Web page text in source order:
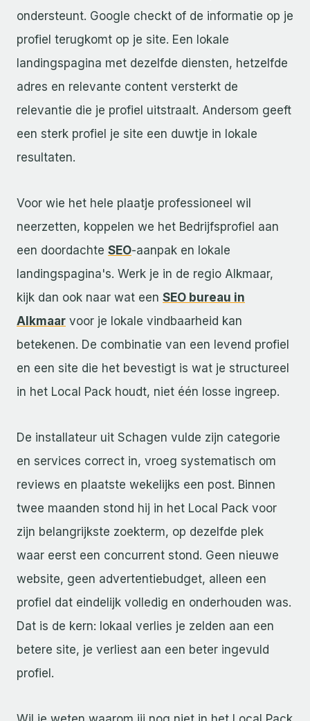
ondersteunt. Google checkt of de informatie op je
profiel terugkomt op je site. Een lokale
landingspagina met dezelfde diensten, hetzelfde
adres en relevante content versterkt de
relevantie die je profiel uitstraalt. Andersom geeft
een sterk profiel je site een duwtje in lokale
resultaten.
Voor wie het hele plaatje professioneel wil
neerzetten, koppelen we het Bedrijfsprofiel aan
een doordachte SEO-aanpak en lokale
landingspagina's. Werk je in de regio Alkmaar,
kijk dan ook naar wat een SEO bureau in
Alkmaar voor je lokale vindbaarheid kan
betekenen. De combinatie van een levend profiel
en een site die het bevestigt is wat je structureel
in het Local Pack houdt, niet één losse ingreep.
De installateur uit Schagen vulde zijn categorie
en services correct in, vroeg systematisch om
reviews en plaatste wekelijks een post. Binnen
twee maanden stond hij in het Local Pack voor
zijn belangrijkste zoekterm, op dezelfde plek
waar eerst een concurrent stond. Geen nieuwe
website, geen advertentiebudget, alleen een
profiel dat eindelijk volledig en onderhouden was.
Dat is de kern: lokaal verlies je zelden aan een
betere site, je verliest aan een beter ingevuld
profiel.